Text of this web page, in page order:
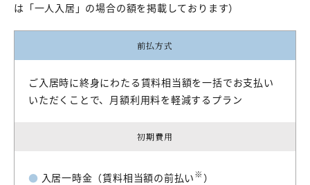
は「一人入居」の場合の額を掲載しております）
前払方式
ご入居時に終身にわたる賃料相当額を一括でお支払い
いただくことで、月額利用料を軽減するプラン
初期費用
● 入居一時金（賃料相当額の前払い※）